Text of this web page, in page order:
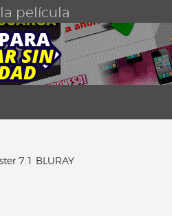
película
7.1 BLURAY